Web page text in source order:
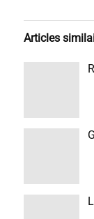
Articles